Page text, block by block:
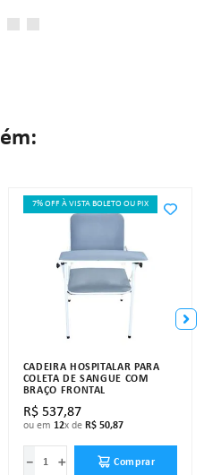
7% OFF À VISTA BOLETO OU PIX
CADEIRA HOSPITALAR PARA
COLETA DE SANGUE COM
BRAÇO FRONTAL
R$ 537,87
ou em 12x de R$ 50,87
＋
－ Comprar